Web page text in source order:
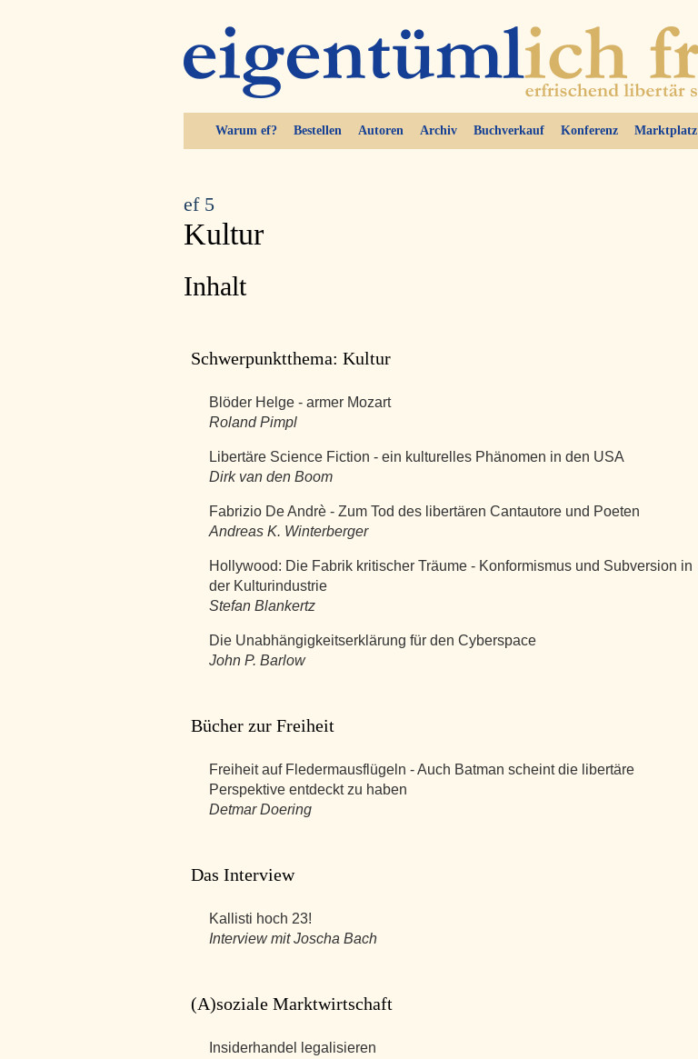
Warum ef? Bestellen Autoren Archiv Buchverkauf Konferenz Marktplatz
ef 5
Kultur
Inhalt
Schwerpunktthema: Kultur
Blöder Helge - armer Mozart
Roland Pimpl
Libertäre Science Fiction - ein kulturelles Phänomen in den USA
Dirk van den Boom
Fabrizio De Andrè - Zum Tod des libertären Cantautore und Poeten
Andreas K. Winterberger
Hollywood: Die Fabrik kritischer Träume - Konformismus und Subversion in
der Kulturindustrie
Stefan Blankertz
Die Unabhängigkeitserklärung für den Cyberspace
John P. Barlow
Bücher zur Freiheit
Freiheit auf Fledermausflügeln - Auch Batman scheint die libertäre
Perspektive entdeckt zu haben
Detmar Doering
Das Interview
Kallisti hoch 23!
Interview mit Joscha Bach
(A)soziale Marktwirtschaft
Insiderhandel legalisieren